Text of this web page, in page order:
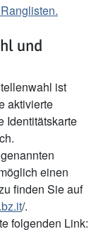
und
ist
aktivierte
Identitätskarte
einen
finden Sie auf
/.
folgenden Link: